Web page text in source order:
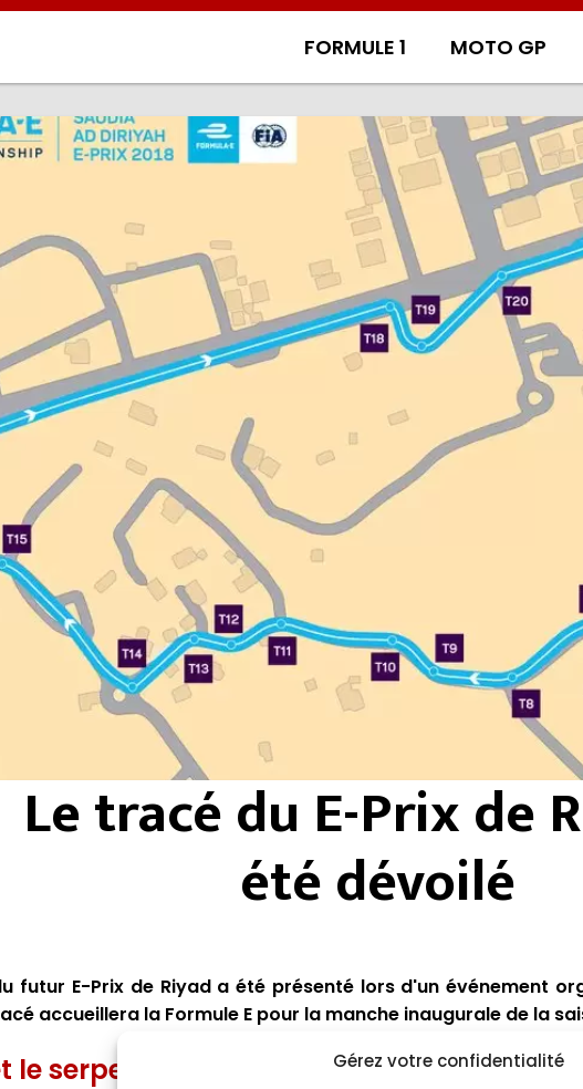
Gérez votre confidentialité
FORMULE 1 MOTO GP
Le tracé du E-Prix de
été dévoilé
futur E-Prix de Riyad a été présenté lors d'un événement
accueillera la Formule E pour la manche inaugurale de la
le serpent urbain